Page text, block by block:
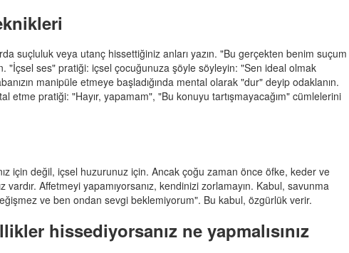
suçluluk veya utanç hissettiğiniz anları yazın. "Bu gerçekten benim suçum
"İçsel ses" pratiği: içsel çocuğunuza şöyle söyleyin: "Sen ideal olmak
manipüle etmeye başladığında mental olarak "dur" deyip odaklanın.
etme pratiği: "Hayır, yapamam", "Bu konuyu tartışmayacağım" cümlelerini
için değil, içsel huzurunuz için. Ancak çoğu zaman önce öfke, keder ve
vardır. Affetmeyi yapamıyorsanız, kendinizi zorlamayın. Kabul, savunma
ve ben ondan sevgi beklemiyorum". Bu kabul, özgürlük verir.
hissediyorsanız ne yapmalısınız